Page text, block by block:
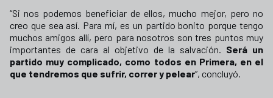
“Si nos podemos beneficiar de ellos, mucho mejor, pero no
creo que sea así. Para mí, es un partido bonito porque tengo
muchos amigos allí, pero para nosotros son tres puntos muy
importantes de cara al objetivo de la salvación. Será un
partido muy complicado, como todos en Primera, en el
que tendremos que sufrir, correr y pelear”, concluyó.